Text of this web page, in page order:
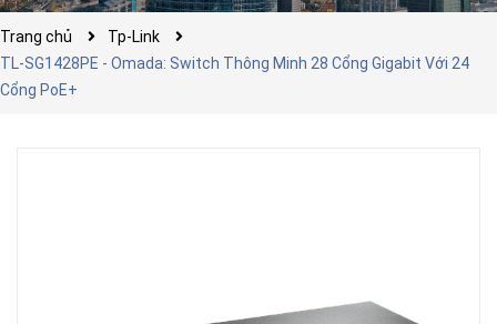
Trang chủ
Tp-Link
TL-SG1428PE - Omada: Switch Thông Minh 28 Cổng Gigabit Với 24
Cổng PoE+